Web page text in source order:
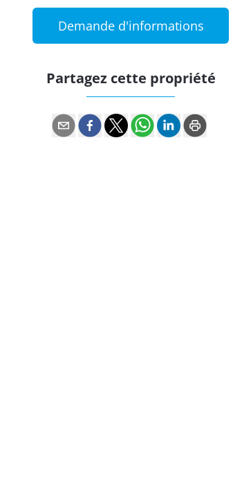
Demande d'informations
Partagez cette propriété